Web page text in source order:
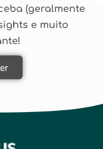
(geralmente
e muito